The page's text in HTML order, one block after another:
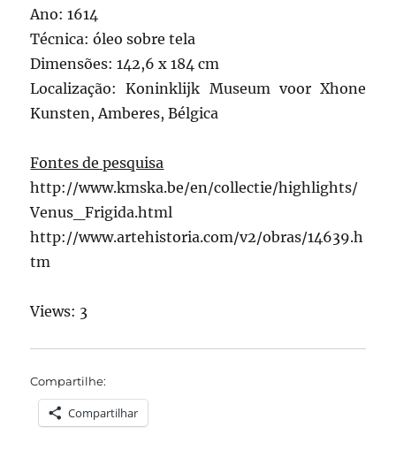
Ano: 1614
Técnica: óleo sobre tela
Dimensões: 142,6 x 184 cm
Localização: Koninklijk Museum voor Xhone
Kunsten, Amberes, Bélgica
Fontes de pesquisa
http://www.kmska.be/en/collectie/highlights/
Venus_Frigida.html
http://www.artehistoria.com/v2/obras/14639.h
tm
Views: 3
Compartilhe:
Compartilhar